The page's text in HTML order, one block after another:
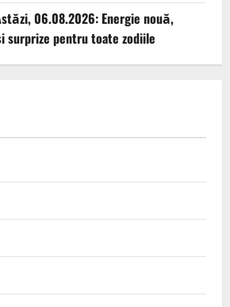
06.08.2026: Energie nouă,
surprize pentru toate zodiile